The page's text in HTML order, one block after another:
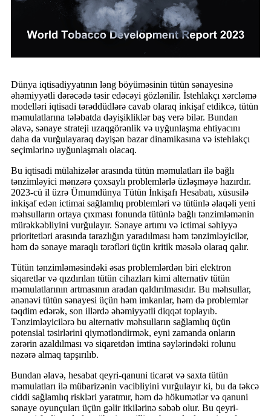
Dünya iqtisadiyyatının ləng böyüməsinin tütün sənayesinə
əhəmiyyətli dərəcədə təsir edəcəyi gözlənilir. İstehlakçı xərcləmə
modelləri iqtisadi tərəddüdlərə cavab olaraq inkişaf etdikcə, tütün
məmulatlarına tələbatda dəyişikliklər baş verə bilər. Bundan
əlavə, sənaye strateji uzaqgörənlik və uyğunlaşma ehtiyacını
daha da vurğulayaraq dəyişən bazar dinamikasına və istehlakçı
seçimlərinə uyğunlaşmalı olacaq.
Bu iqtisadi mülahizələr arasında tütün məmulatları ilə bağlı
tənzimləyici mənzərə çoxsaylı problemlərlə üzləşməyə hazırdır.
2023-cü il üzrə Ümumdünya Tütün İnkişafı Hesabatı, xüsusilə
inkişaf edən ictimai sağlamlıq problemləri və tütünlə əlaqəli yeni
məhsulların ortaya çıxması fonunda tütünlə bağlı tənzimləmənin
mürəkkəbliyini vurğulayır. Sənaye artımı və ictimai səhiyyə
prioritetləri arasında tarazlığın yaradılması həm tənzimləyicilər,
həm də sənaye maraqlı tərəfləri üçün kritik məsələ olaraq qalır.
Tütün tənzimləməsindəki əsas problemlərdən biri elektron
siqaretlər və qızdırılan tütün cihazları kimi alternativ tütün
məmulatlarının artmasının aradan qaldırılmasıdır. Bu məhsullar,
ənənəvi tütün sənayesi üçün həm imkanlar, həm də problemlər
təqdim edərək, son illərdə əhəmiyyətli diqqət toplayıb.
Tənzimləyicilərə bu alternativ məhsulların sağlamlıq üçün
potensial təsirlərini qiymətləndirmək, eyni zamanda onların
zərərin azaldılması və siqaretdən imtina səylərindəki rolunu
nəzərə almaq tapşırılıb.
Bundan əlavə, hesabat qeyri-qanuni ticarət və saxta tütün
məmulatları ilə mübarizənin vacibliyini vurğulayır ki, bu da təkcə
ciddi sağlamlıq riskləri yaratmır, həm də hökumətlər və qanuni
sənaye oyunçuları üçün gəlir itkilərinə səbəb olur. Bu qeyri-